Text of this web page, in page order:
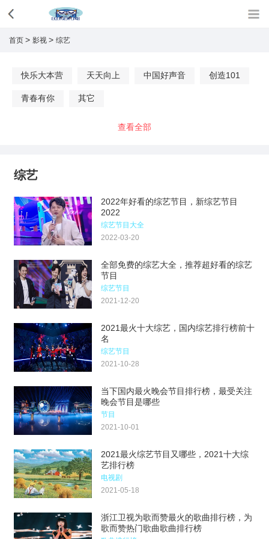
首页 > 影视 > 综艺
快乐大本营 天天向上 中国好声音 创造101
青春有你 其它
查看全部
综艺
2022年好看的综艺节目，新综艺节目
2022
综艺节目大全
2022-03-20
全部免费的综艺大全，推荐超好看的综艺
节目
综艺节目
2021-12-20
2021最火十大综艺，国内综艺排行榜前十
名
综艺节目
2021-10-28
当下国内最火晚会节目排行榜，最受关注
晚会节目是哪些
节目
2021-10-01
2021最火综艺节目又哪些，2021十大综
艺排行榜
电视剧
2021-05-18
浙江卫视为歌而赞最火的歌曲排行榜，为
歌而赞热门歌曲歌曲排行榜